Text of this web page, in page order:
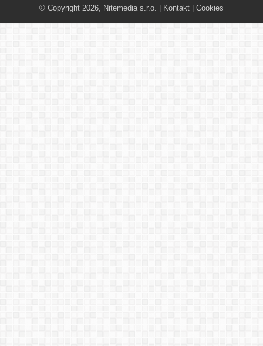
© Copyright 2026, Nitemedia s.r.o. | Kontakt Cookies